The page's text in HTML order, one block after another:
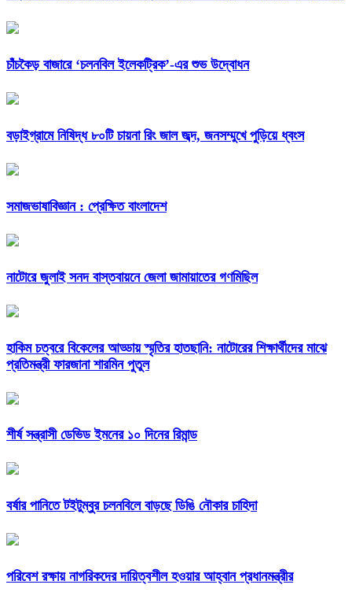
চাঁচকৈড় বাজারে ‘চলনবিল ইলেকট্রিক’-এর শুভ উদ্বোধন
বড়াইগ্রামে নিষিদ্ধ ৮০টি চায়না রিং জাল জব্দ, জনসম্মুখে পুড়িয়ে ধ্বংস
সমাজভাষাবিজ্ঞান : প্রেক্ষিত বাংলাদেশ
নাটোরে জুলাই সনদ বাস্তবায়নে জেলা জামায়াতের গণমিছিল
হাকিম চত্বরে বিকেলের আড্ডায় স্মৃতির হাতছানি: নাটোরের শিক্ষার্থীদের মাঝে
প্রতিমন্ত্রী ফারজানা শারমিন পুতুল
শীর্ষ সন্ত্রাসী ডেভিড ইমনের ১০ দিনের রিমান্ড
বর্ষার পানিতে টইটুম্বুর চলনবিলে বাড়ছে ডিঙি নৌকার চাহিদা
পরিবেশ রক্ষায় নাগরিকদের দায়িত্বশীল হওয়ার আহ্বান প্রধানমন্ত্রীর